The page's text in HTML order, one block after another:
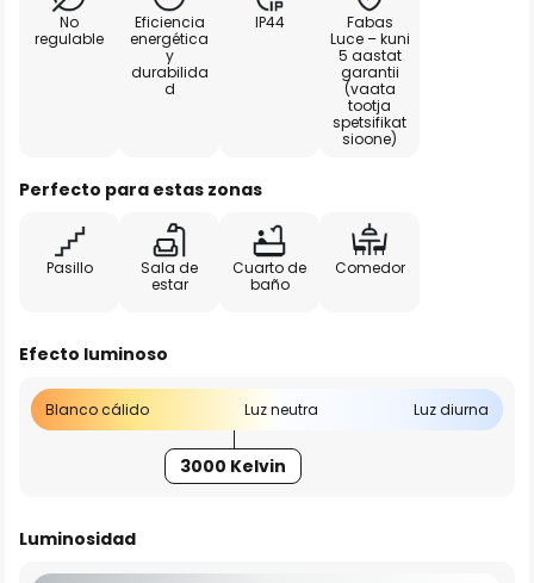
No
regulable
Eficiencia
energética
y
durabilida
d
IP44
Fabas
Luce – kuni
5 aastat
garantii
(vaata
tootja
spetsifikat
sioone)
Perfecto para estas zonas
Pasillo
Sala de
estar
Cuarto de
baño
Comedor
Efecto luminoso
Blanco cálido Luz neutra Luz diurna
3000 Kelvin
Luminosidad